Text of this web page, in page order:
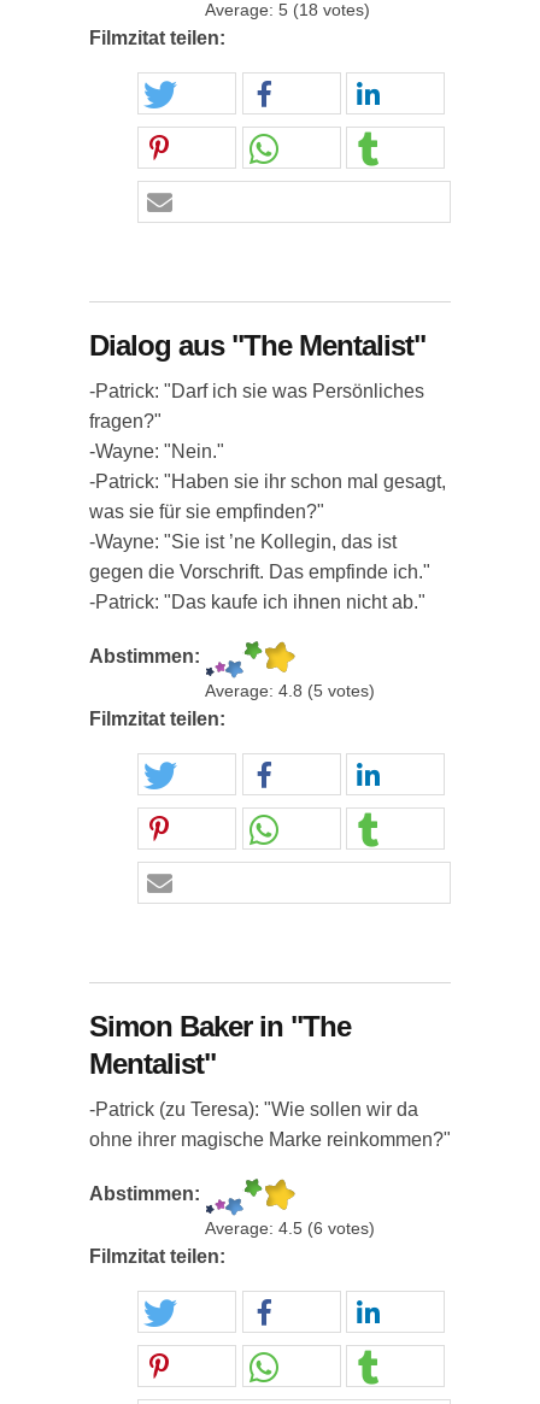
Average: 5 (18 votes)
Filmzitat teilen:
Dialog aus "The Mentalist"
-Patrick: "Darf ich sie was Persönliches
fragen?"
-Wayne: "Nein."
-Patrick: "Haben sie ihr schon mal gesagt,
was sie für sie empfinden?"
-Wayne: "Sie ist ’ne Kollegin, das ist
gegen die Vorschrift. Das empfinde ich."
-Patrick: "Das kaufe ich ihnen nicht ab."
Abstimmen:
Average: 4.8 (5 votes)
Filmzitat teilen:
Simon Baker in "The
Mentalist"
-Patrick (zu Teresa): "Wie sollen wir da
ohne ihrer magische Marke reinkommen?"
Abstimmen:
Average: 4.5 (6 votes)
Filmzitat teilen: